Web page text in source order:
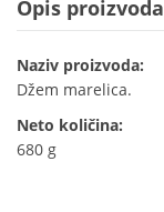
Opis proizvoda
Naziv proizvoda:
Džem marelica.
Neto količina:
680 g